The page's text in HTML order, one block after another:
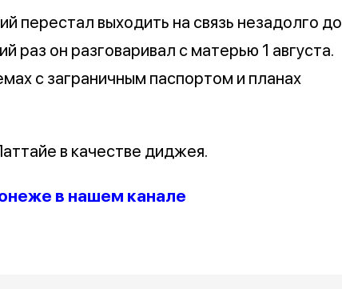
перестал выходить на связь незадолго до
раз он разговаривал с матерью 1 августа.
с заграничным паспортом и планах
в качестве диджея.
в нашем канале